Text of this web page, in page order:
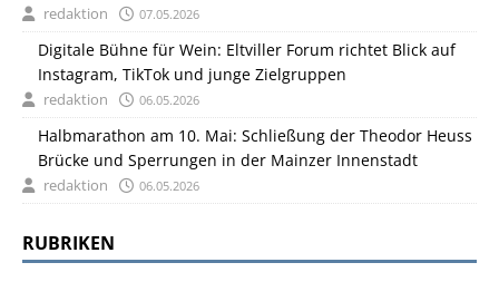
redaktion 07.05.2026
Digitale Bühne für Wein: Eltviller Forum richtet Blick auf
Instagram, TikTok und junge Zielgruppen
redaktion 06.05.2026
Halbmarathon am 10. Mai: Schließung der Theodor Heuss
Brücke und Sperrungen in der Mainzer Innenstadt
redaktion 06.05.2026
RUBRIKEN